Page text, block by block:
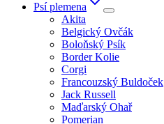
Psí plemena
Akita
Belgický Ovčák
Boloňský Psík
Border Kolie
Corgi
Francouzský Buldoček
Jack Russell
Maďarský Ohař
Pomerian